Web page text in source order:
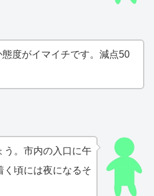
度がイマイチです。減点50
う。市内の入口に午
く頃には夜になるそ